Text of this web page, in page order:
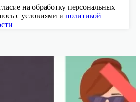
на обработку персональных
с условиями и политикой